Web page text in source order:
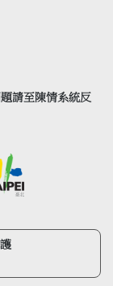
請至陳情系統反